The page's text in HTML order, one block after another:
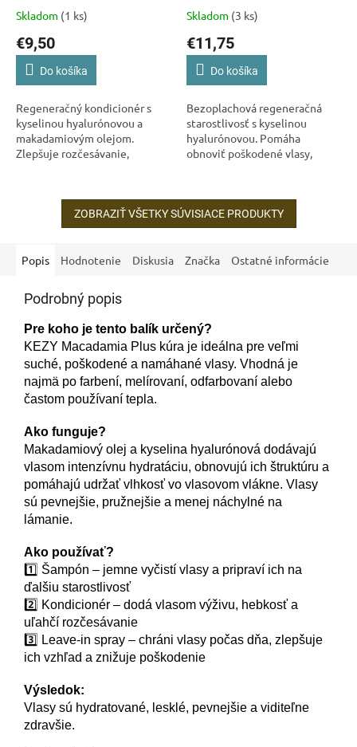
kondicionér pre veľmi
Skladom (1 ks)
€9,50
Do košíka
Regeneračný kondicionér s
kyselinou hyalurónovou a
makadamiovým olejom.
Zlepšuje rozčesávanie,
lesklejšie. KEZY Macadamia...
bezoplachová kúra pre
Skladom (3 ks)
€11,75
Do košíka
Bezoplachová regeneračná
starostlivosť s kyselinou
hyalurónovou. Pomáha
obnoviť poškodené vlasy,
ďalším poškodením....
ZOBRAZIŤ VŠETKY SÚVISIACE PRODUKTY
Popis Hodnotenie Diskusia Značka Ostatné informácie
Podrobný popis
Pre koho je tento balík určený?
KEZY Macadamia Plus kúra je ideálna pre veľmi
suché, poškodené a namáhané vlasy. Vhodná je
najmä po farbení, melírovaní, odfarbovaní alebo
častom používaní tepla.
Ako funguje?
Makadamiový olej a kyselina hyalurónová dodávajú
vlasom intenzívnu hydratáciu, obnovujú ich štruktúru a
pomáhajú udržať vlhkosť vo vlasovom vlákne. Vlasy
sú pevnejšie, pružnejšie a menej náchylné na
lámanie.
Ako používať?
1️⃣ Šampón – jemne vyčistí vlasy a pripraví ich na
ďalšiu starostlivosť
2️⃣ Kondicionér – dodá vlasom výživu, hebkosť a
uľahčí rozčesávanie
3️⃣ Leave-in spray – chráni vlasy počas dňa, zlepšuje
ich vzhľad a znižuje poškodenie
Výsledok:
Vlasy sú hydratované, lesklé, pevnejšie a viditeľne
zdravšie.